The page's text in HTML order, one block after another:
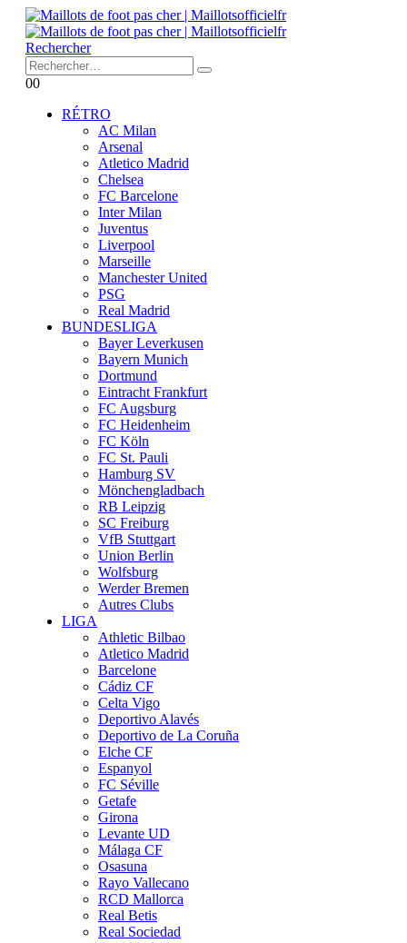
Rechercher
00
RÉTRO
AC Milan
Arsenal
Atletico Madrid
Chelsea
FC Barcelone
Inter Milan
Juventus
Liverpool
Marseille
Manchester United
PSG
Real Madrid
BUNDESLIGA
Bayer Leverkusen
Bayern Munich
Dortmund
Eintracht Frankfurt
FC Augsburg
FC Heidenheim
FC Köln
FC St. Pauli
Hamburg SV
Mönchengladbach
RB Leipzig
SC Freiburg
VfB Stuttgart
Union Berlin
Wolfsburg
Werder Bremen
Autres Clubs
LIGA
Athletic Bilbao
Atletico Madrid
Barcelone
Cádiz CF
Celta Vigo
Deportivo Alavés
Deportivo de La Coruña
Elche CF
Espanyol
FC Séville
Getafe
Girona
Levante UD
Málaga CF
Osasuna
Rayo Vallecano
RCD Mallorca
Real Betis
Real Sociedad